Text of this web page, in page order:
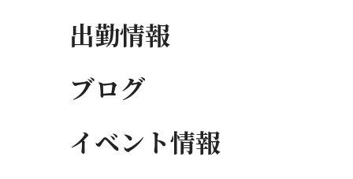
出勤情報
ブログ
イベント情報